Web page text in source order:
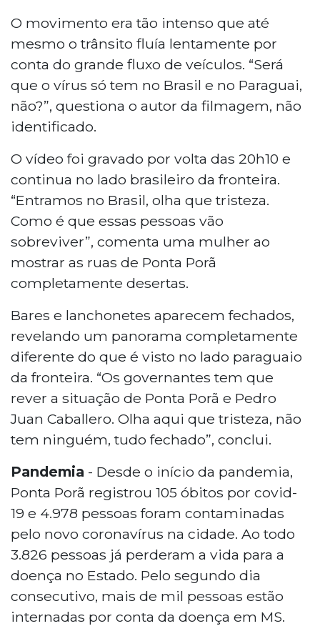
O movimento era tão intenso que até
mesmo o trânsito fluía lentamente por
conta do grande fluxo de veículos. “Será
que o vírus só tem no Brasil e no Paraguai,
não?”, questiona o autor da filmagem, não
identificado.
O vídeo foi gravado por volta das 20h10 e
continua no lado brasileiro da fronteira.
“Entramos no Brasil, olha que tristeza.
Como é que essas pessoas vão
sobreviver”, comenta uma mulher ao
mostrar as ruas de Ponta Porã
completamente desertas.
Bares e lanchonetes aparecem fechados,
revelando um panorama completamente
diferente do que é visto no lado paraguaio
da fronteira. “Os governantes tem que
rever a situação de Ponta Porã e Pedro
Juan Caballero. Olha aqui que tristeza, não
tem ninguém, tudo fechado”, conclui.
Pandemia - Desde o início da pandemia,
Ponta Porã registrou 105 óbitos por covid-
19 e 4.978 pessoas foram contaminadas
pelo novo coronavírus na cidade. Ao todo
3.826 pessoas já perderam a vida para a
doença no Estado. Pelo segundo dia
consecutivo, mais de mil pessoas estão
internadas por conta da doença em MS.